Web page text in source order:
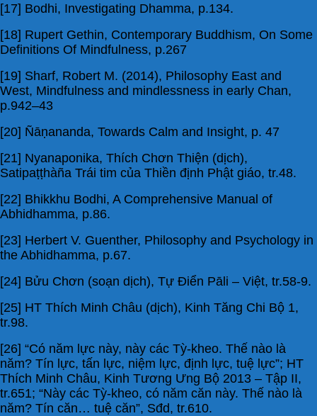
[17] Bodhi, Investigating Dhamma, p.134.
[18] Rupert Gethin, Contemporary Buddhism, On Some
Definitions Of Mindfulness, p.267
[19] Sharf, Robert M. (2014), Philosophy East and
West, Mindfulness and mindlessness in early Chan,
p.942–43
[20] Ñāṇananda, Towards Calm and Insight, p. 47
[21] Nyanaponika, Thích Chơn Thiện (dịch),
Satipaṭṭhàña Trái tim của Thiền định Phật giáo, tr.48.
[22] Bhikkhu Bodhi, A Comprehensive Manual of
Abhidhamma, p.86.
[23] Herbert V. Guenther, Philosophy and Psychology in
the Abhidhamma, p.67.
[24] Bửu Chơn (soạn dịch), Tự Điển Pāli – Việt, tr.58-9.
[25] HT Thích Minh Châu (dịch), Kinh Tăng Chi Bộ 1,
tr.98.
[26] “Có năm lực này, này các Tỳ-kheo. Thế nào là
năm? Tín lực, tấn lực, niệm lực, định lực, tuệ lực”; HT
Thích Minh Châu, Kinh Tương Ưng Bộ 2013 – Tập II,
tr.651; “Này các Tỳ-kheo, có năm căn này. Thế nào là
năm? Tín căn… tuệ căn”, Sđd, tr.610.